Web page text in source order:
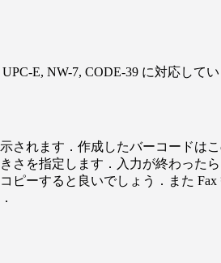
E, NW-7, CODE-39 に対応して
されます．作成したバーコード
さを指定します．入力が終わった
ピーすると良いでしょう．また